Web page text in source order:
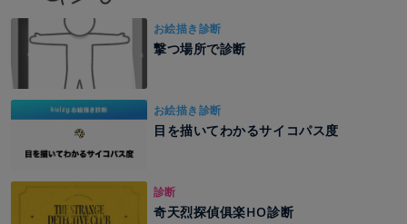
お絵描き診断
撃つ場所で診断
お絵描き診断
目を描いてわかるサイコパス度
診断
奇天烈探偵俱楽HO診断